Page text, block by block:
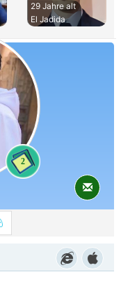
29 Jahre alt
El Jadida
2